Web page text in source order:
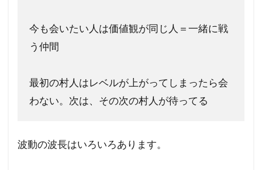
今も会いたい人は価値観が同じ人＝一緒に戦
う仲間
最初の村人はレベルが上がってしまったら会
わない。次は、その次の村人が待ってる
波動の波長はいろいろあります。